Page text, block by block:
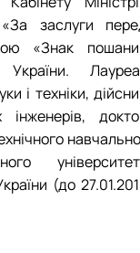
заслуги
«Знак
України.
і техніки,
(до